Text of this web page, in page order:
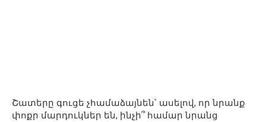
Շատերը գուցե չհամաձայնեն՝ ասելով, որ նրանք
փոքր մարդուկներ են, ինչի՞ համար նրանց